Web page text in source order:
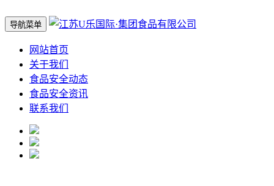
导航菜单
网站首页
关于我们
食品安全动态
食品安全资讯
联系我们